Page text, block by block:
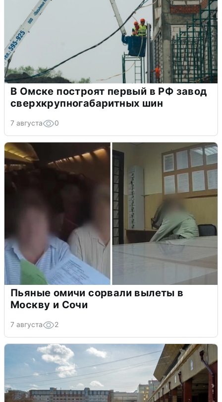
В Омске построят первый в РФ завод
сверхкрупногабаритных шин
7 августа 0
Пьяные омичи сорвали вылеты в
Москву и Сочи
7 августа 2